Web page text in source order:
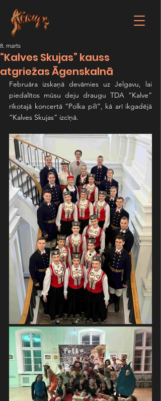
“Kalves Skujas” kauss
atgriežas Āgenskalnā
8. marts
Februāra izskaņā devāmies uz Jelgavu, lai
piedalītos mūsu deju draugu TDA “Kalve”
rīkotajā koncertā “Polka pilī”, kā arī ikgadējā
“Kalves Skujas” izcīņā.